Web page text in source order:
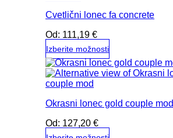
različic.
lahko
izberete
na
strani
izdelka
Cvetlični lonec fa concrete
Od: 111,19 €
Izberite možnosti
Ta
izdelek
ima
različic.
lahko
izberete
Okrasni lonec gold couple mod
Od: 127,20 €